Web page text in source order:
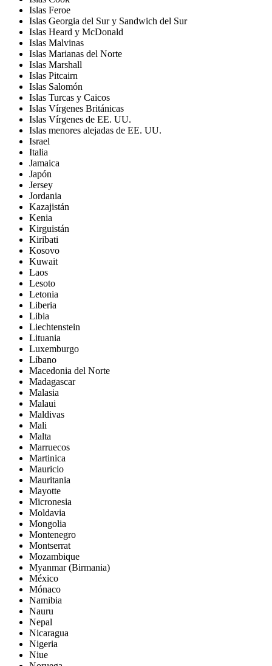
Islas Feroe
Islas Georgia del Sur y Sandwich del Sur
Islas Heard y McDonald
Islas Malvinas
Islas Marianas del Norte
Islas Marshall
Islas Pitcairn
Islas Salomón
Islas Turcas y Caicos
Islas Vírgenes Británicas
Islas Vírgenes de EE. UU.
Islas menores alejadas de EE. UU.
Israel
Italia
Jamaica
Japón
Jersey
Jordania
Kazajistán
Kenia
Kirguistán
Kiribati
Kosovo
Kuwait
Laos
Lesoto
Letonia
Liberia
Libia
Liechtenstein
Lituania
Luxemburgo
Líbano
Macedonia del Norte
Madagascar
Malasia
Malaui
Maldivas
Mali
Malta
Marruecos
Martinica
Mauricio
Mauritania
Mayotte
Micronesia
Moldavia
Mongolia
Montenegro
Montserrat
Mozambique
Myanmar (Birmania)
México
Mónaco
Namibia
Nauru
Nepal
Nicaragua
Nigeria
Niue